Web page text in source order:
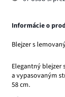
Informácie o
Blejzer s
Elegantný blejzer
a vypasovaným
58 cm.